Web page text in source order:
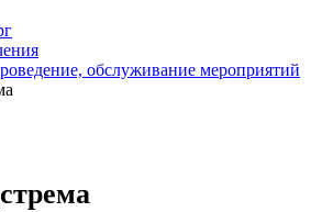
обслуживание мероприятий